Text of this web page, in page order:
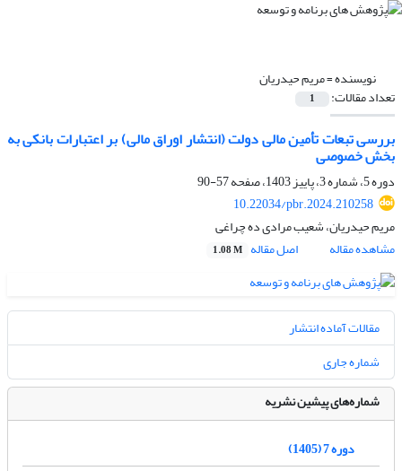
نویسنده =مریم حیدریان
تعداد مقالات: 1
بررسی تبعات تأمین مالی دولت (انتشار اوراق مالی) بر اعتبارات بانکی به
بخش خصوصی
دوره 5، شماره 3، پاییز 1403، صفحه
57-90
10.22034/pbr.2024.210258
مریم حیدریان، شعیب مرادی ده چراغی
مشاهده مقاله
اصل مقاله 1.08 M
مقالات آماده انتشار
شماره جاری
شماره‌های پیشین نشریه
دوره 7 (1405)